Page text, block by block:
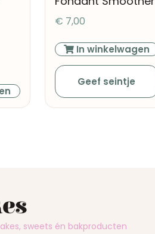
€ 7,00
In winkelwagen
Geef seintje
sweets én bakproducten